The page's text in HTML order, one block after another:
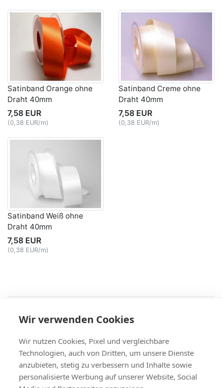
Satinband Orange ohne
Draht 40mm
7,58 EUR
(0,38 EUR/m)
Satinband Creme ohne
Draht 40mm
7,58 EUR
(0,38 EUR/m)
Satinband Weiß ohne
Draht 40mm
7,58 EUR
(0,38 EUR/m)
AGB
| Widerruf & -formular | Datenschutz
Versand & Zahlung,Kontakt,Fax-Bestellschein
+49 (0)8704/9281-95, Fax: -96
Vertrag widerrufen
Wir verwenden Cookies
Wir nutzen Cookies, Pixel und vergleichbare
Technologien, auch von Dritten, um unsere Dienste
anzubieten, stetig zu verbessern und Inhalte sowie
personalisierte Werbung auf unserer Website, Social